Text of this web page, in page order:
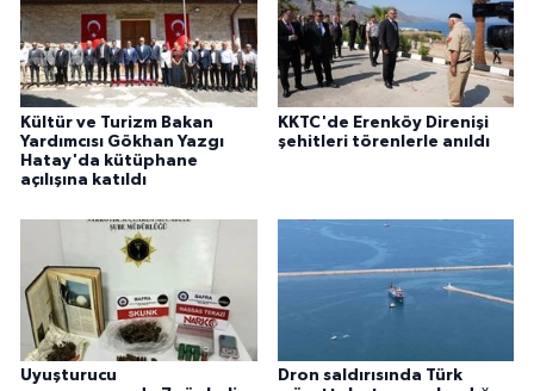
Kültür ve Turizm Bakan
Yardımcısı Gökhan Yazgı
Hatay'da kütüphane
açılışına katıldı
KKTC'de Erenköy Direnişi
şehitleri törenlerle anıldı
Uyuşturucu
Dron saldırısında Türk